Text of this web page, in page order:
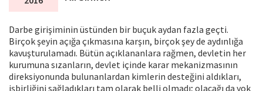
Darbe girişiminin üstünden bir buçuk aydan fazla geçti.
Birçok şeyin açığa çıkmasına karşın, birçok şey de aydınlığa
kavuşturulamadı. Bütün açıklananlara rağmen, devletin her
kurumuna sızanların, devlet içinde karar mekanizmasının
direksiyonunda bulunanlardan kimlerin desteğini aldıkları,
işbirliğini sağladıkları tam olarak belli olmadı; olacağı da yok